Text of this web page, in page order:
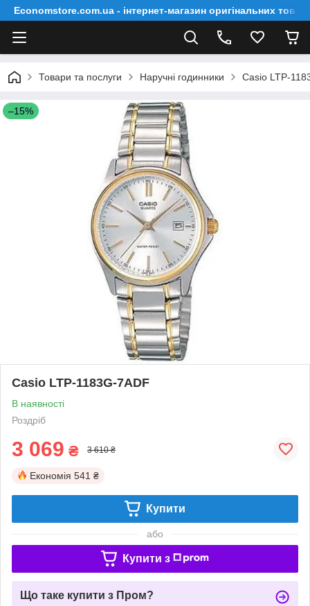
Economstore.com.ua - інтернет-магазин оригінальних
Товари та послуги Наручні годинники Casio LTP-
–15%
Casio LTP-1183G-7ADF
В наявності
Роздріб
3 069 ₴ 3 610 ₴
Економія 541 ₴
Купити
або
Купити з
Що таке купити з Пром?